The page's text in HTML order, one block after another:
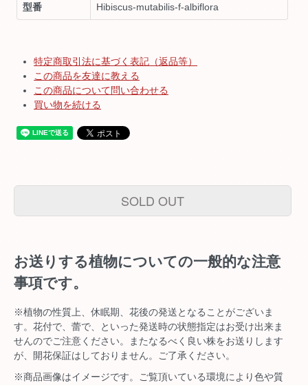
型番 Hibiscus-mutabilis-f-albiflora
特定商取引法に基づく表記（返品等）
この商品を友達に教える
この商品について問い合わせる
買い物を続ける
SOLD OUT
お送りする植物についての一般的な注意
事項です。
※植物の性質上、休眠期、花後の発送となることがございま
す。花付で、蕾で、といった発送時の状態指定はお受け出来ま
せんのでご注意ください。またなるべく良い株をお送りします
が、開花保証はしておりません。ご了承ください。
※商品画像はイメージです。ご覧頂いている環境により色や質